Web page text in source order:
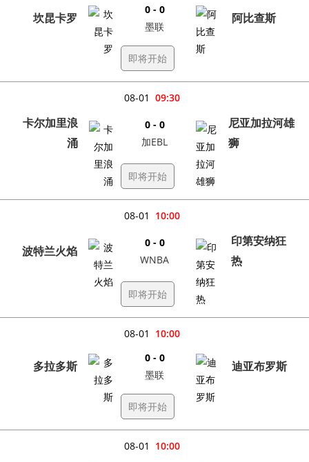
坎昆卡罗
0 - 0
墨联
阿比查斯
即将开始
09:30
08-01
卡尔加里浪
涌
0 - 0
加EBL
尼亚加拉河雄
狮
即将开始
10:00
08-01
波特兰火焰
0 - 0
WNBA
印第安纳狂
热
即将开始
10:00
08-01
多拉多斯
0 - 0
墨联
迪亚布罗斯
即将开始
10:00
08-01